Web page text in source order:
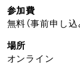
参加費
無料（事前申し込
場所
オンライン